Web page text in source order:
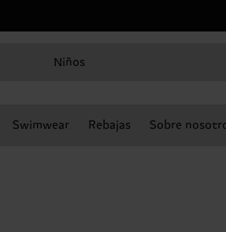
Niños
Swimwear Rebajas Sobre